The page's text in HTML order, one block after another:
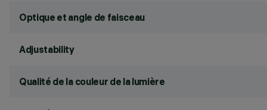
Optique et angle de faisceau
Adjustability
Qualité de la couleur de la lumière